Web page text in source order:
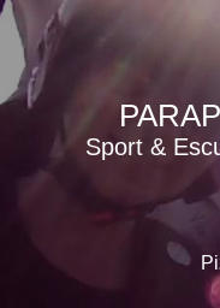
Sport &